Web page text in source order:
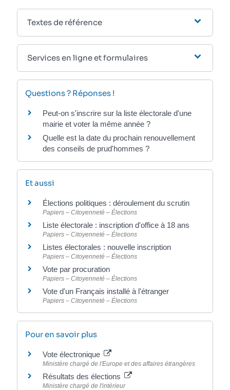
Textes de référence
Services en ligne et formulaires
Questions ? Réponses !
Peut-on s'inscrire sur la liste électorale d'une
mairie et voter la même année ?
Quelle est la date du prochain renouvellement
des conseils de prud'hommes ?
Et aussi
Élections politiques : déroulement du scrutin
Papiers – Citoyenneté – Élections
Liste électorale : inscription d'office à 18 ans
Papiers – Citoyenneté – Élections
Listes électorales : nouvelle inscription
Papiers – Citoyenneté – Élections
Vote par procuration
Papiers – Citoyenneté – Élections
Vote d'un Français installé à l'étranger
Papiers – Citoyenneté – Élections
Pour en savoir plus
Vote électronique
Ministère chargé de l'Europe et des affaires étrangères
Résultats des élections
Ministère chargé de l'intérieur